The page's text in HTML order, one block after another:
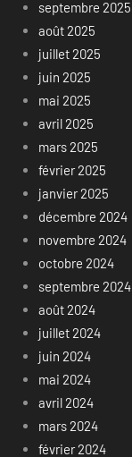
septembre 2025
août 2025
juillet 2025
juin 2025
mai 2025
avril 2025
mars 2025
février 2025
janvier 2025
décembre 2024
novembre 2024
octobre 2024
septembre 2024
août 2024
juillet 2024
juin 2024
mai 2024
avril 2024
mars 2024
février 2024